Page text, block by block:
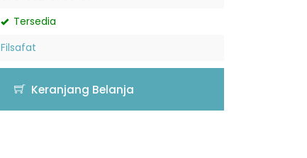
Tersedia
Filsafat
Keranjang Belanja